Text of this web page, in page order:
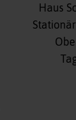
Haus